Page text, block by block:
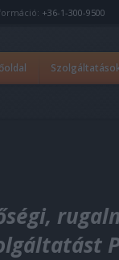
+36-1-300-9500
, rug